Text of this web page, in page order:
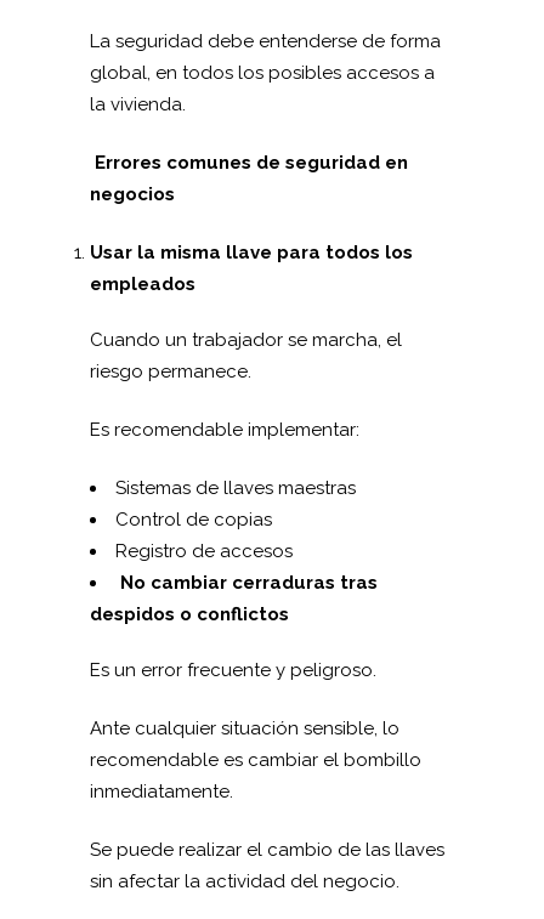
La seguridad debe entenderse de forma
global, en todos los posibles accesos a
la vivienda.
Errores comunes de seguridad en
negocios
Usar la misma llave para todos los
empleados
Cuando un trabajador se marcha, el
riesgo permanece.
Es recomendable implementar:
Sistemas de llaves maestras
Control de copias
Registro de accesos
No cambiar cerraduras tras
despidos o conflictos
Es un error frecuente y peligroso.
Ante cualquier situación sensible, lo
recomendable es cambiar el bombillo
inmediatamente.
Se puede realizar el cambio de las llaves
sin afectar la actividad del negocio.